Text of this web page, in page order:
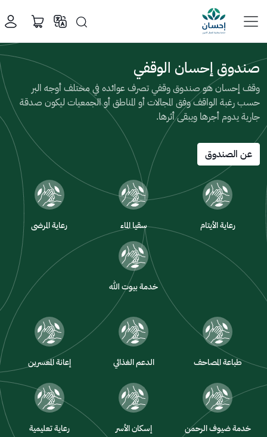
إلى المحتوى الرئيسي
تبرع سريع
وقف المساجد
اختر مبلغ التبرع
10 ﷼ ﷼ 100
﷼
سيذهب
تبرعك
تلقائياً
للحالات
الأشد
احتياجاً
تبرع الآن
صندوق إحسان الوقفي
وقف إحسان هو صندوق وقفي تصرف عوائده في مختلف أوجه البر
حسب رغبة الواقف وفق المجالات أو المناطق أو الجمعيات ليكون صدقة
جارية يدوم أجرها ويبقى أثرها.
عن الصندوق
رعاية الأيتام سقيا الماء رعاية المرضى
خدمة بيوت الله
طباعة المصاحف الدعم الغذائي إعانة المعسرين
خدمة ضيوف الرحمن إسكان الأسر رعاية تعليمية